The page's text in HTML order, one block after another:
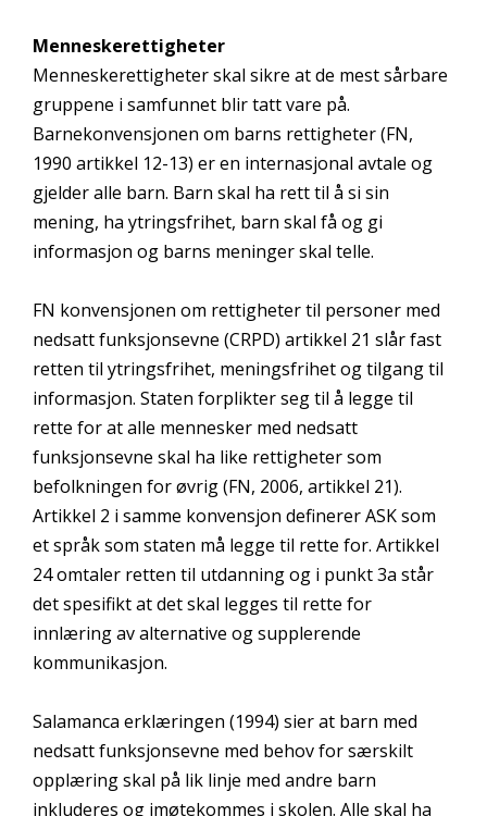
Menneskerettigheter
Menneskerettigheter skal sikre at de mest sårbare
gruppene i samfunnet blir tatt vare på.
Barnekonvensjonen om barns rettigheter (FN,
1990 artikkel 12-13) er en internasjonal avtale og
gjelder alle barn. Barn skal ha rett til å si sin
mening, ha ytringsfrihet, barn skal få og gi
informasjon og barns meninger skal telle.
FN konvensjonen om rettigheter til personer med
nedsatt funksjonsevne (CRPD) artikkel 21 slår fast
retten til ytringsfrihet, meningsfrihet og tilgang til
informasjon. Staten forplikter seg til å legge til
rette for at alle mennesker med nedsatt
funksjonsevne skal ha like rettigheter som
befolkningen for øvrig (FN, 2006, artikkel 21).
Artikkel 2 i samme konvensjon definerer ASK som
et språk som staten må legge til rette for. Artikkel
24 omtaler retten til utdanning og i punkt 3a står
det spesifikt at det skal legges til rette for
innlæring av alternative og supplerende
kommunikasjon.
Salamanca erklæringen (1994) sier at barn med
nedsatt funksjonsevne med behov for særskilt
opplæring skal på lik linje med andre barn
inkluderes og imøtekommes i skolen. Alle skal ha